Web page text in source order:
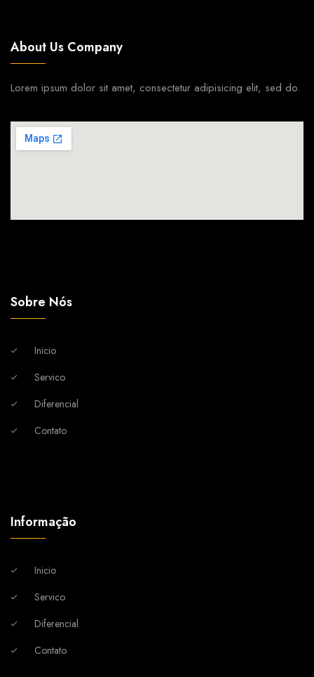
About Us Company
Lorem ipsum dolor sit amet, consectetur adipisicing elit, sed do.
Sobre Nós
Inicio
Servico
Diferencial
Contato
Informação
Inicio
Servico
Diferencial
Contato